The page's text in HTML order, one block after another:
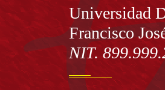
Información
Universidad
Francisco
NIT.